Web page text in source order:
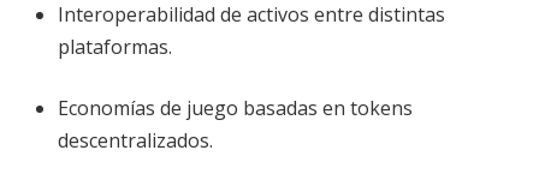
Interoperabilidad de activos entre distintas
plataformas.
Economías de juego basadas en tokens
descentralizados.